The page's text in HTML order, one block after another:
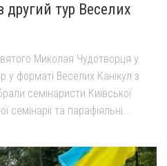
тур Веселих
Миколая Чудотворця у
у форматі Веселих Канікул з
семінаристи Київської
семінарії та парафіяльні...